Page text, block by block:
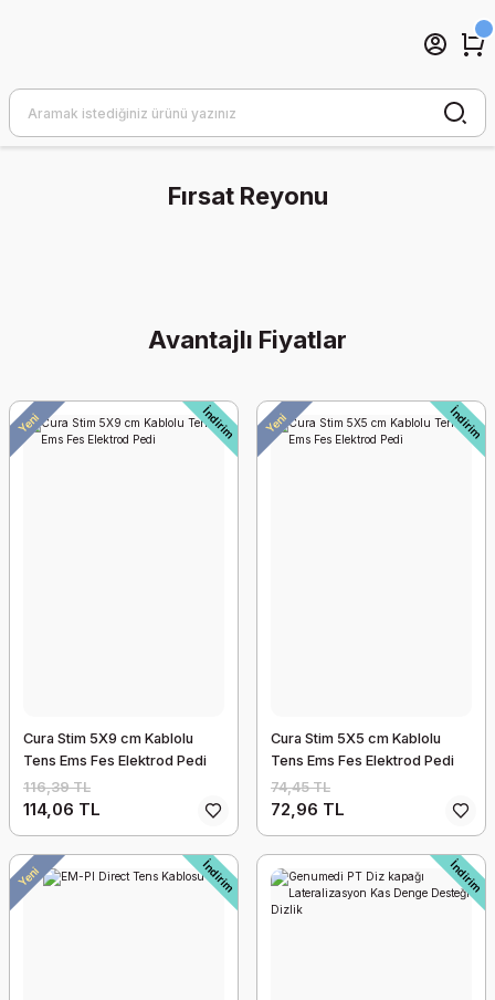
Fırsat Reyonu
Elektrot Süngeri
112,72 TL
110,47 TL
Avantajlı Fiyatlar
Yeni İndirim
Cura Stim 5X9 cm Kablolu
Tens Ems Fes Elektrod Pedi
116,39 TL
114,06 TL
Yeni İndirim
Cura Stim 5X5 cm Kablolu
Tens Ems Fes Elektrod Pedi
74,45 TL
72,96 TL
Yeni İndirim İndirim